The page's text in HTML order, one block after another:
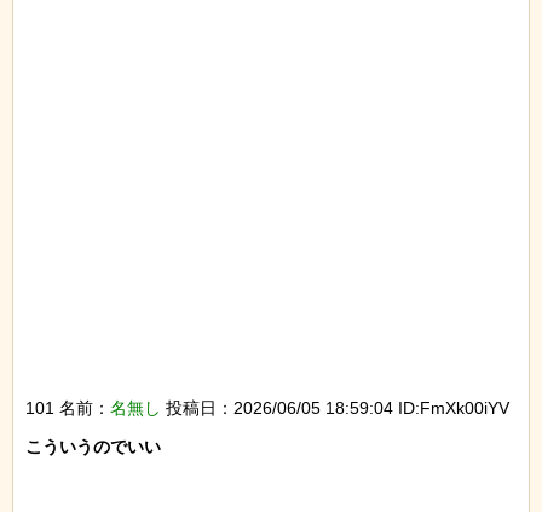
101 名前： 名無し 投稿日：2026/06/05 18:59:04 ID:FmXk00iYV
こういうのでいい